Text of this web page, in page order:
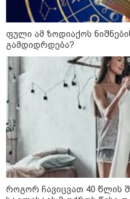
საზოგადოება
ფული ამ ზოდიაქოს
გამდიდრდება?
როგორ ჩავიცვათ 40 წლის